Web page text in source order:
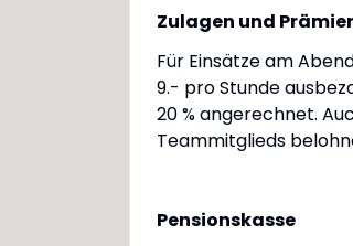
Zulagen und
Für Einsätze am
9.- pro Stunde
20 % angerechnet.
Teammitglieds
Pensionskasse